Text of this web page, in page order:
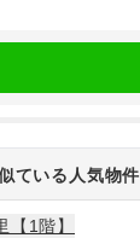
ている人気物件
1階】